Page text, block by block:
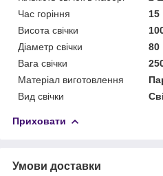
Час горіння
15
Висота свічки
Діаметр свічки
80
Вага свічки
Матеріал виготовлення
Вид свічки
Приховати
Умови доставки